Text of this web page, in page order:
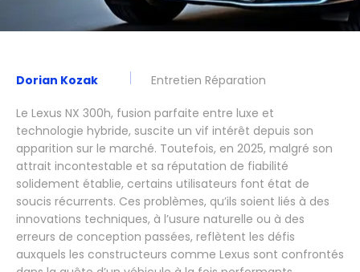
Dorian Kozak Entretien Réparation
Le Lexus NX 300h, fusion parfaite entre luxe et
technologie hybride, suscite un vif intérêt depuis son
apparition sur le marché. Toutefois, en 2025, malgré son
attrait incontestable et sa réputation de fiabilité
solidement établie, certains utilisateurs font état de
soucis récurrents. Ces problèmes, qu’ils soient liés à des
innovations techniques, à l’usure naturelle ou à des
erreurs de conception passées, reflètent les défis
auxquels les constructeurs comme Lexus sont confrontés